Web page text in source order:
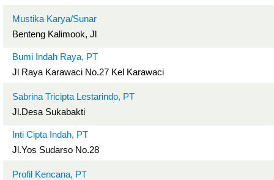
Mustika Karya/Sunar
Benteng Kalimook, Jl
Bumi Indah Raya, PT
Jl Raya Karawaci No.27 Kel Karawaci
Sabrina Tricipta Lestarindo, PT
Jl.Desa Sukabakti
Inti Cipta Indah, PT
Jl.Yos Sudarso No.28
Profil Kencana, PT